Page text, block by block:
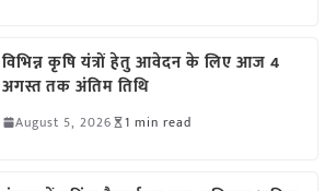
विभिन्न कृषि यंत्रों हेतु आवेदन के लिए आज 4
अगस्त तक अंतिम तिथि
August 5, 2026 1 min read